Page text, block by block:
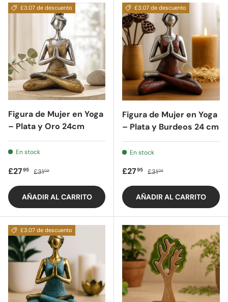
£3.07 de descuento
Figura de Mujer en Yoga
– Plata y Oro 24cm
En stock
Precio de oferta
£2795 Precio regular
£3102
AÑADIR AL CARRITO
£3.07 de descuento
Figura de Mujer en Yoga
– Plata y Burdeos 24 cm
En stock
Precio de oferta
£2795 Precio regular
£3102
AÑADIR AL CARRITO
£3.07 de descuento